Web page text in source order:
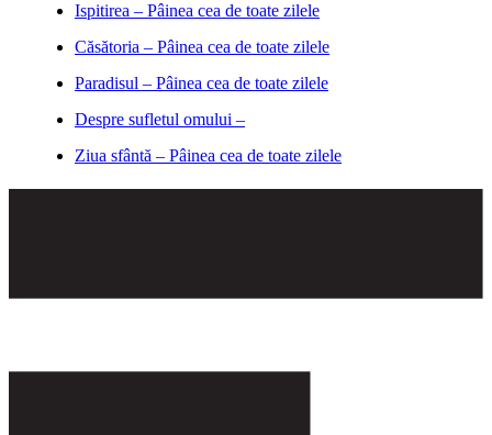
Ispitirea – Pâinea cea de toate zilele
Căsătoria – Pâinea cea de toate zilele
Paradisul – Pâinea cea de toate zilele
Despre sufletul omului –
Ziua sfântă – Pâinea cea de toate zilele